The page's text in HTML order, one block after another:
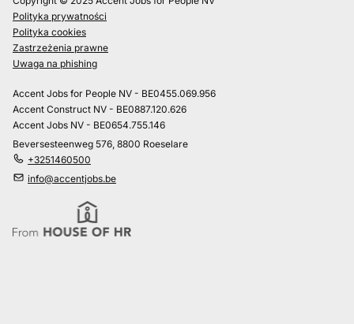
Polityka prywatności
Polityka cookies
Zastrzeżenia prawne
Uwaga na phishing
Accent Jobs for People NV - BE0455.069.956
Accent Construct NV - BE0887.120.626
Accent Jobs NV - BE0654.755.146
Beversesteenweg 576, 8800 Roeselare
+3251460500
info@accentjobs.be